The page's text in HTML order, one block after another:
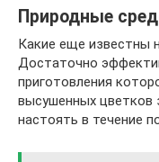
Природные
Какие еще известны
Достаточно
приготовления
высушенных цветков
настоять в течение